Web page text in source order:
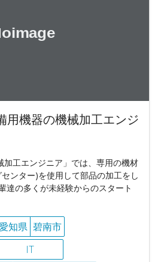
用機器の機械加工エンジ
加工エンジニア」では、専用の機材
ンター)を使用して部品の加工をし
達の多くが未経験からのスタート
知県 碧南市
IT